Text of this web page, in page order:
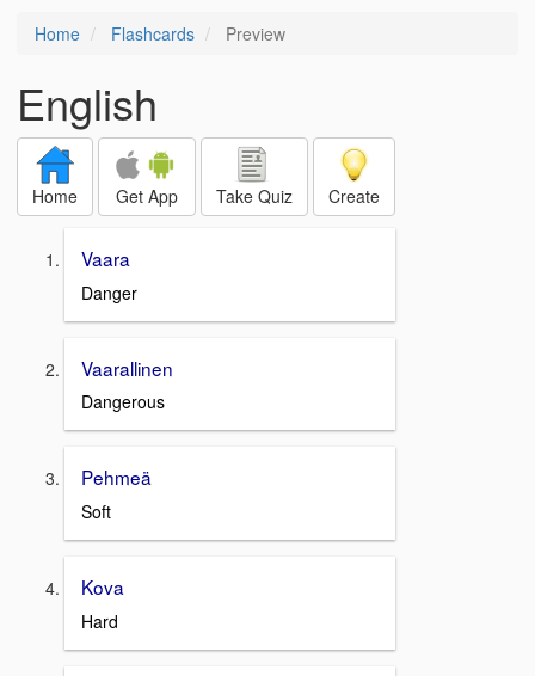
Home Flashcards Preview
English
Home Get App Take Quiz Create
Vaara
Danger
Vaarallinen
Dangerous
Pehmeä
Soft
Kova
Hard